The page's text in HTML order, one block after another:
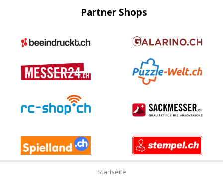
Partner Shops
Startseite